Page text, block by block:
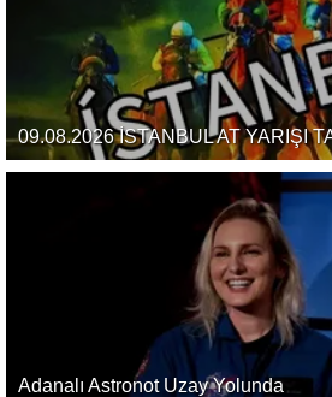
09.08.2026 İSTANBUL AT YARIŞI
Adanalı Astronot Uzay Yolunda